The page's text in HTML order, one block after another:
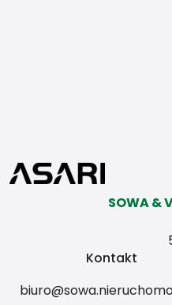
SOWA &
Kontakt